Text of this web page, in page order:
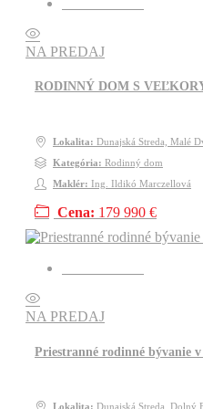
NA PREDAJ
RODINNÝ DOM S
Lokalita: Dunajská Streda, Malé
Kategória: Rodinný dom
Maklér: Ing. Ildikó Marczellová
Cena: 179 990 €
NA PREDAJ
Priestranné rodinné bývanie
Lokalita: Dunajská Streda, Dolný